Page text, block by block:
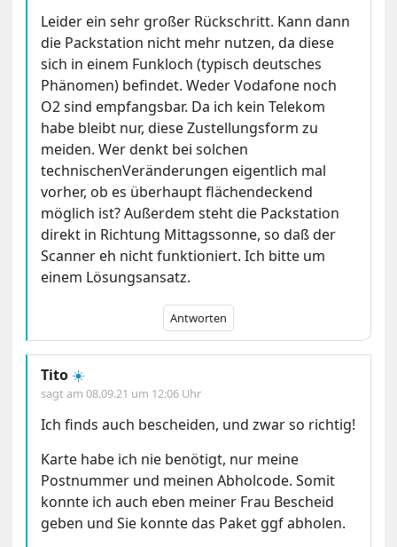
Leider ein sehr großer Rückschritt. Kann dann
die Packstation nicht mehr nutzen, da diese
sich in einem Funkloch (typisch deutsches
Phänomen) befindet. Weder Vodafone noch
O2 sind empfangsbar. Da ich kein Telekom
habe bleibt nur, diese Zustellungsform zu
meiden. Wer denkt bei solchen
technischenVeränderungen eigentlich mal
vorher, ob es überhaupt flächendeckend
möglich ist? Außerdem steht die Packstation
direkt in Richtung Mittagssonne, so daß der
Scanner eh nicht funktioniert. Ich bitte um
einem Lösungsansatz.
Antworten
Tito ☀️
sagt am08.09.21 um 12:06 Uhr
Ich finds auch bescheiden, und zwar so richtig!
Karte habe ich nie benötigt, nur meine
Postnummer und meinen Abholcode. Somit
konnte ich auch eben meiner Frau Bescheid
geben und Sie konnte das Paket ggf abholen.